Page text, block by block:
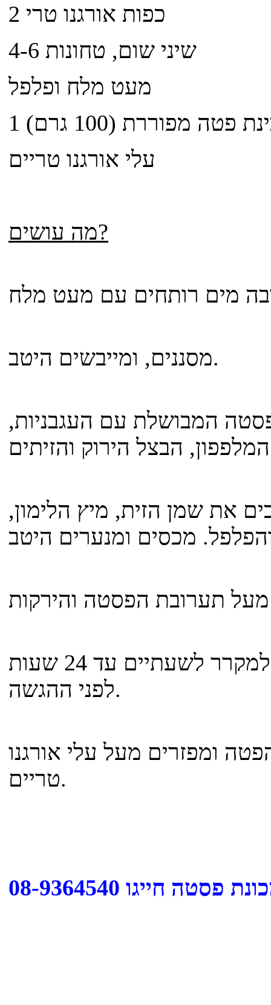
2 כפות אורגנו טרי
4-6 שיני שום, טחונות
מעט מלח ופלפל
פטה מפוררת (100 גרם)
עלי אורגנו טריים
מה עושים?
מים רותחים עם מעט מלח
מסננים, ומייבשים היטב.
המבושלת עם העגבניות,
את שמן הזית, מיץ הלימון,
מכסים את קערת הסלט ומכניסים למקרר לשעתיים עד 24 שעות
לפני ההגשה.
ומפזרים מעל עלי אורגנו
טריים.